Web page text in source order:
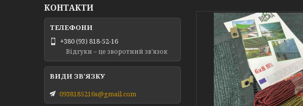
КОНТАКТИ
+380 (93) 818-52-16
Відгуки – це зворотний зв'язок
0938185216s@gmail.com